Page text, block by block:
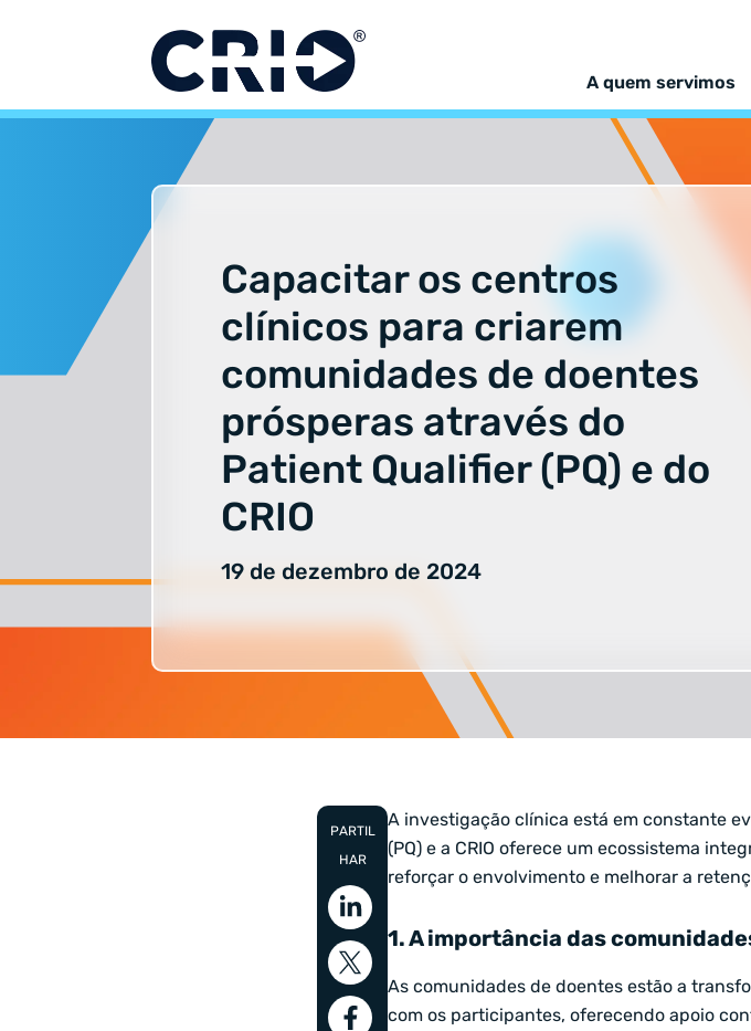
A quem servimos
Capacitar os centros
clínicos para criarem
comunidades de doentes
prósperas através do
Patient Qualifier (PQ) e do
CRIO
19 de dezembro de 2024
PARTIL
HAR
A investigação clínica está em constante
(PQ) e a CRIO oferece um ecossistema
reforçar o envolvimento e melhorar a
1. A importância das
As comunidades de doentes estão a
com os participantes, oferecendo apoio